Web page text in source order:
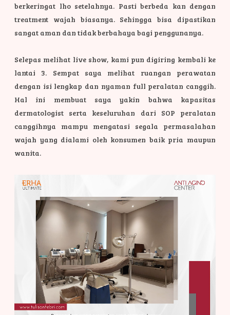
berkeringat lho setelahnya. Pasti berbeda kan dengan
treatment wajah biasanya. Sehingga bisa dipastikan
sangat aman dan tidak berbahaya bagi penggunanya.
Selepas melihat live show, kami pun digiring kembali ke
lantai 3. Sempat saya melihat ruangan perawatan
dengan isi lengkap dan nyaman full peralatan canggih.
Hal ini membuat saya yakin bahwa kapasitas
dermatologist serta keseluruhan dari SOP peralatan
canggihnya mampu mengatasi segala permasalahan
wajah yang dialami oleh konsumen baik pria maupun
wanita.